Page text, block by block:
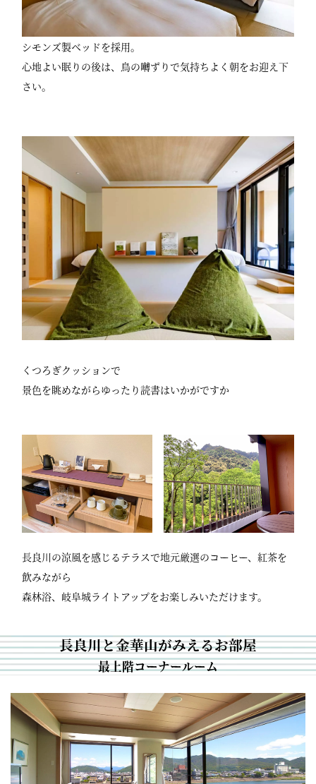
シモンズ製ベッドを採用。
心地よい眠りの後は、鳥の囀ずりで気持ちよく朝をお迎え下
さい。
くつろぎクッションで
景色を眺めながらゆったり読書はいかがですか
長良川の涼風を感じるテラスで地元厳選のコーヒー、紅茶を
飲みながら
森林浴、岐阜城ライトアップをお楽しみいただけます。
長良川と金華山がみえるお部屋
最上階コーナールーム